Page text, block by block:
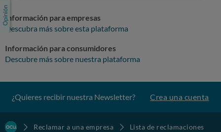
Información para empresas
Descubra más sobre esta plataforma
Información para consumidores
Descubre más sobre nuestra plataforma
¿Quieres recibir nuestra Newsletter? Crea una cuenta
Reclamar a una empresa
Lista de reclamaciones